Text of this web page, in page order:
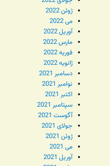
ژوئن 2022
می 2022
آوریل 2022
مارس 2022
فوریه 2022
ژانویه 2022
دسامبر 2021
نوامبر 2021
اکتبر 2021
سپتامبر 2021
آگوست 2021
جولای 2021
ژوئن 2021
می 2021
آوریل 2021